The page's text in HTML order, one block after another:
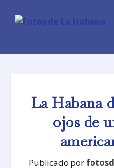
La Habana
ojos de
Publicado por